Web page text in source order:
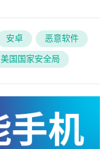
安卓
恶意软件
美国国家安全局